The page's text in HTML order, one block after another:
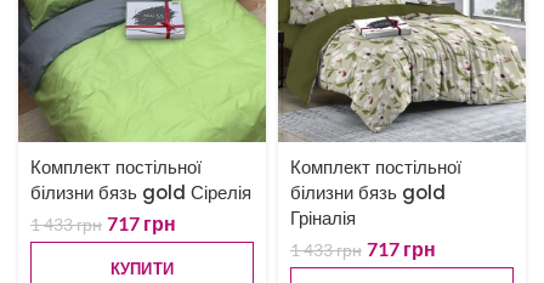
Комплект постільної
білизни бязь gold Сірелія
1 433грн 717 грн
КУПИТИ
Комплект постільної
білизни бязь gold
Гріналія
1 433грн 717 грн